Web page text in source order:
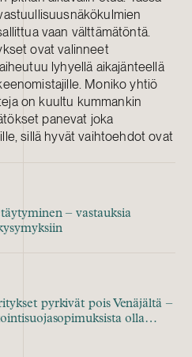
vaan välttämätöntä.
ovat valinneet
lyhyellä aikajänteellä
Moniko yhtiö
on kuultu kummankin
panevat joka
sillä hyvät vaihtoehdot ovat
– vastauksia
pyrkivät pois Venäjältä –
olla